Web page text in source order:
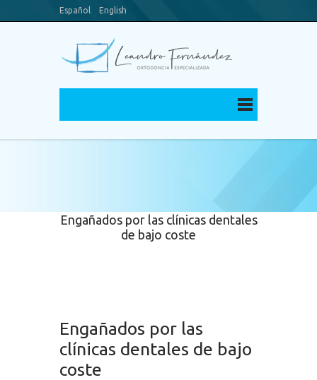
Español English
Engañados por las clínicas dentales
de bajo coste
Engañados por las
clínicas dentales de bajo
coste